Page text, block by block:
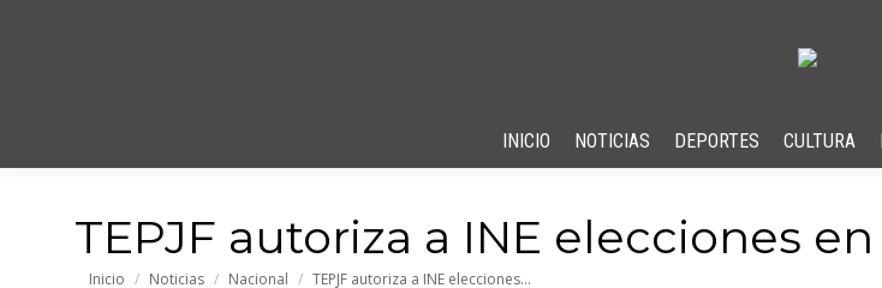
INICIO NOTICIAS DEPORTES CULTURA
TEPJF autoriza a INE elecciones
Estás aquí:
Inicio Noticias Nacional TEPJF autoriza a INE elecciones…